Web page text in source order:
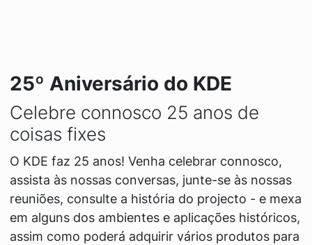
25º Aniversário do KDE
Celebre connosco 25 anos de
coisas fixes
O KDE faz 25 anos! Venha celebrar connosco,
assista às nossas conversas, junte-se às nossas
reuniões, consulte a história do projecto - e mexa
em alguns dos ambientes e aplicações históricos,
assim como poderá adquirir vários produtos para